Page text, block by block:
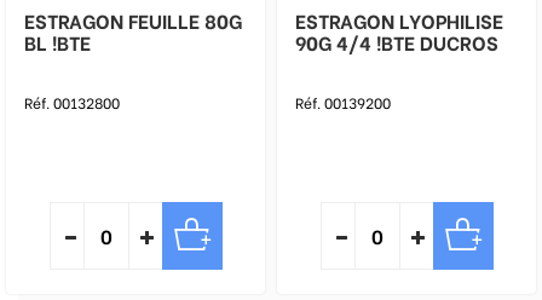
ESTRAGON FEUILLE 80G
BL !BTE
Réf. 00132800
ESTRAGON LYOPHILISE
90G 4/4 !BTE DUCROS
Réf. 00139200